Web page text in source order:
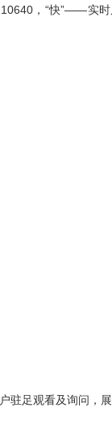
，“快”——实
驻足观看及询问，